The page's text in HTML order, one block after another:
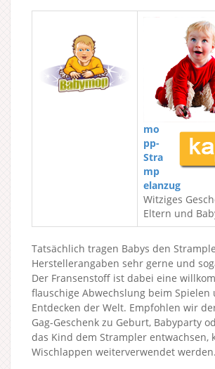
mo
pp-
Stra
mp
elanzug
Witziges
Eltern und
Tatsächlich tragen Babys den
Herstellerangaben sehr gerne und
Der Fransenstoff ist dabei eine
flauschige Abwechslung beim Spielen
Entdecken der Welt. Empfohlen wir
Gag-Geschenk zu Geburt, Babyparty
das Kind dem Strampler entwachsen,
Wischlappen weiterverwendet werden.